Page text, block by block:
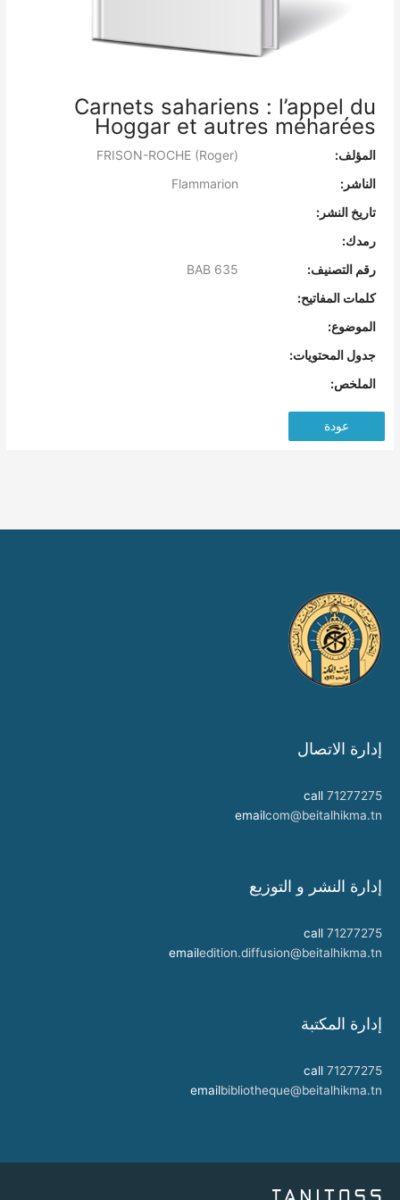
Carnets sahariens : l’appel du
Hoggar et autres méharées
المؤلف:
الناشر:
تاريخ النشر:
رمدك:
رقم التصنيف:
كلمات المفاتيح:
الموضوع:
جدول المحتويات:
الملخص:
عودة
إدارة الاتصال
call 71277275
emailcom@beitalhikma.tn
إدارة النشر و التوزيع
call 71277275
emailedition.diffusion@beitalhikma.tn
إدارة المكتبة
call 71277275
emailbibliotheque@beitalhikma.tn